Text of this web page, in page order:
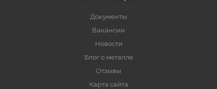
Документы
Вакансии
Новости
Блог о металле
Отзывы
Карта сайта